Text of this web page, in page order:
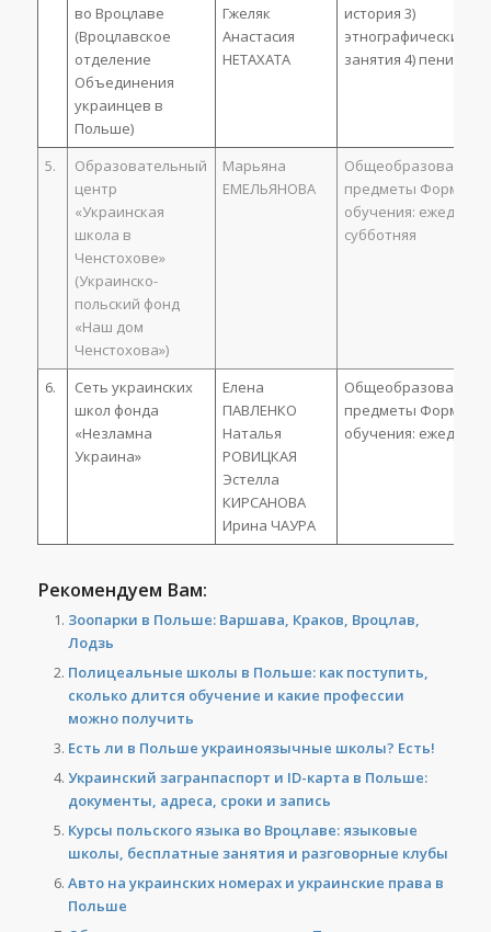
во Вроцлаве
(Вроцлавское
отделение
Объединения
украинцев в
Польше)
Гжеляк
Анастасия
НЕТАХАТА
история 3)
этнографические
занятия 4) пение
5.
Образовательный
центр
«Украинская
школа в
Ченстохове»
(Украинско-
польский фонд
«Наш дом
Ченстохова»)
Марьяна
ЕМЕЛЬЯНОВА
предметы Форма
обучения:
субботняя
6.
Сеть украинских
школ фонда
«Незламна
Украина»
Елена
ПАВЛЕНКО
Наталья
РОВИЦКАЯ
Эстелла
КИРСАНОВА
Ирина ЧАУРА
предметы Форма
обучения:
Рекомендуем Вам:
Зоопарки в Польше: Варшава, Краков, Вроцлав,
Лодзь
Полицеальные школы в Польше: как поступить,
сколько длится обучение и какие профессии
можно получить
Есть ли в Польше украиноязычные школы? Есть!
Украинский загранпаспорт и ID-карта в Польше:
документы, адреса, сроки и запись
Курсы польского языка во Вроцлаве: языковые
школы, бесплатные занятия и разговорные клубы
Авто на украинских номерах и украинские права в
Польше